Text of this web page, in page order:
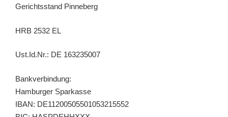
Gerichtsstand Pinneberg
HRB 2532 EL
Ust.Id.Nr.: DE 163235007
Bankverbindung:
Hamburger Sparkasse
IBAN: DE11200505501053215552